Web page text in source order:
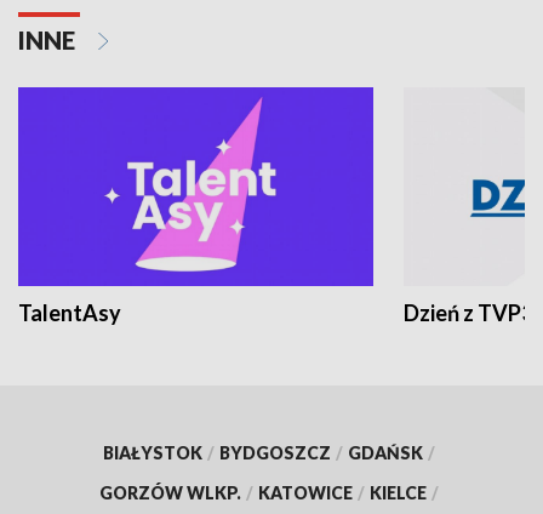
INNE
TalentAsy Dzień z TVP3
BIAŁYSTOK / BYDGOSZCZ / GDAŃSK /
GORZÓW WLKP. / KATOWICE / KIELCE /